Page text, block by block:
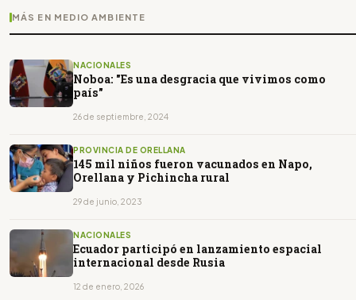
MÁS EN MEDIO AMBIENTE
NACIONALES
Noboa: "Es una desgracia que vivimos como
país"
26 de septiembre, 2024
PROVINCIA DE ORELLANA
145 mil niños fueron vacunados en Napo,
Orellana y Pichincha rural
29 de junio, 2023
NACIONALES
Ecuador participó en lanzamiento espacial
internacional desde Rusia
12 de enero, 2026